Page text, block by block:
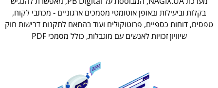
בקלות וביעילות ובאופן אוטומטי מסמכים ארגוניים - מכתבי לקוח,
טפסים, דוחות כספיים, פרוטוקולים ועוד בהתאם לתקנות דרישות חוק
שיוויון זכויות לאנשים עם מוגבלות, כולל מסמכי PDF